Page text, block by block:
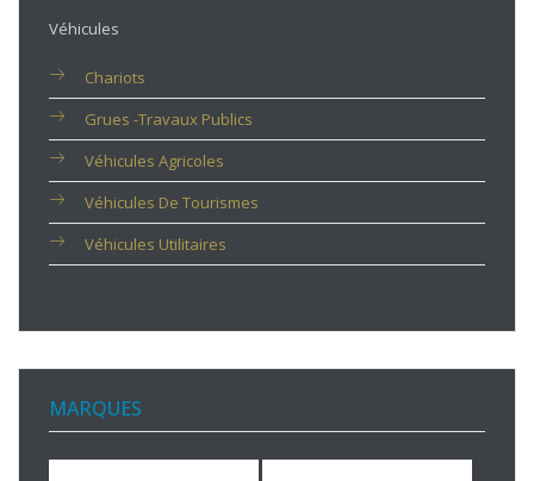
Véhicules
Chariots
Grues -travaux Publics
Véhicules Agricoles
Véhicules De Tourismes
Véhicules Utilitaires
MARQUES